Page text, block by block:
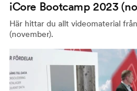
iCore Bootcamp 2023
Här hittar du allt videomaterial
(november).